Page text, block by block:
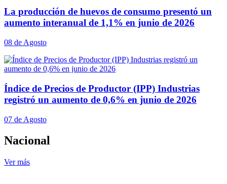
La producción de huevos de consumo presentó un
aumento interanual de 1,1% en junio de 2026
08 de Agosto
Índice de Precios de Productor (IPP) Industrias
registró un aumento de 0,6% en junio de 2026
07 de Agosto
Nacional
Ver más